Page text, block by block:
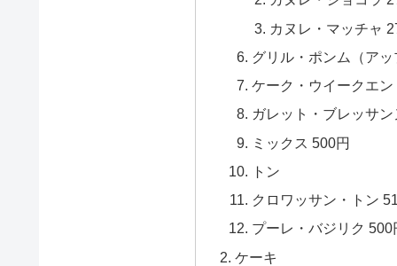
カヌレ・マッチャ
グリル・ポンム（ア
ケーク・ウイークエ
ガレット・ブレッサ
ミックス 500円
トン
クロワッサン・トン
プーレ・バジリク 500
ケーキ